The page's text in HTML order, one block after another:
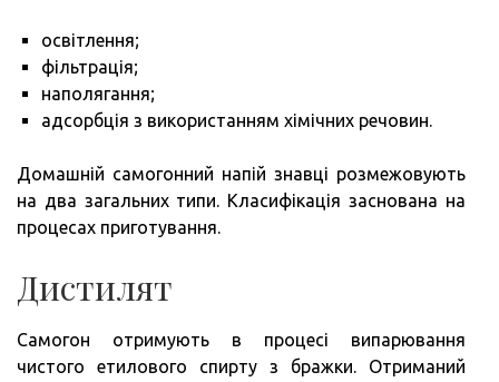
освітлення;
фільтрація;
наполягання;
адсорбція з використанням хімічних речовин.
Домашній самогонний напій знавці розмежовують
на два загальних типи. Класифікація заснована на
процесах приготування.
Дистилят
Самогон отримують в процесі випарювання
чистого етилового спирту з бражки. Отриманий